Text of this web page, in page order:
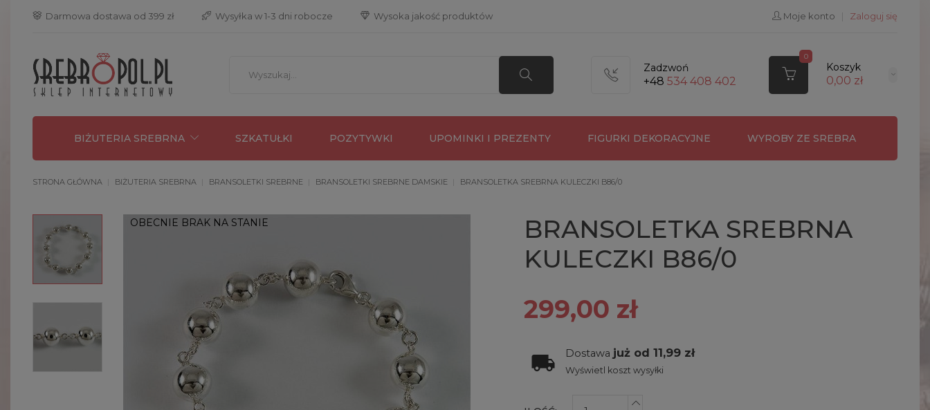
 Darmowa dostawa od 399 zł  Wysyłka w 1-3 dni robocze  Wysoka jakość produktów Moje konto Zaloguj się
Zadzwoń
+48 534 408 402
0
Koszyk
0,00 zł
BIŻUTERIA SREBRNA SZKATUŁKI POZYTYWKI UPOMINKI I PREZENTY FIGURKI DEKORACYJNE WYROBY ZE SREBRA
STRONA GŁÓWNA BIŻUTERIA SREBRNA BRANSOLETKI SREBRNE BRANSOLETKI SREBRNE DAMSKIE BRANSOLETKA SREBRNA KULECZKI B86/0
OBECNIE BRAK NA STANIE
BRANSOLETKA SREBRNA
KULECZKI B86/0
299,00 zł
Dostawa już od 11,99 zł
Wyświetl koszt wysyłki